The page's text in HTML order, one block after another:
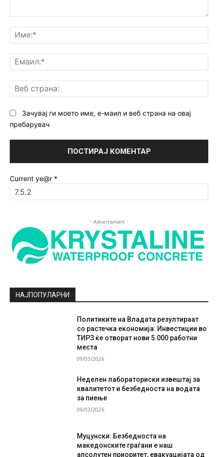
Зачувај ги моето име, е-маил и веб страна на овај
пребарувач
Current ye@r *
- Advertisment -
НАЈПОПУЛАРНИ
Политиките на Владата резултираат
со растечка економија: Инвестиции во
ТИРЗ ќе отворат нови 5.000 работни
места
09/03/2026
Неделен лабораториски извештај за
квалитетот и безбедноста на водата
за пиење
09/03/2026
Муцунски: Безбедноста на
македонските граѓани е наш
апсолутен приоритет, евакуацијата од